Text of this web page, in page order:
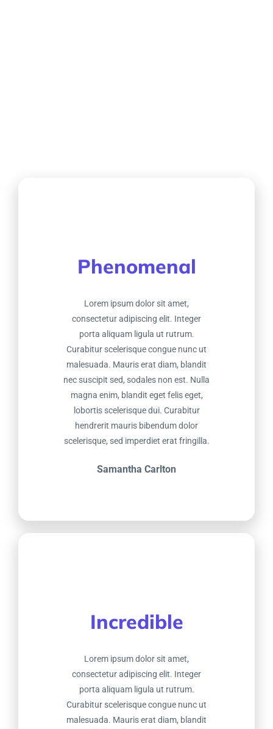
Phenomenal
Lorem ipsum dolor sit amet,
consectetur adipiscing elit. Integer
porta aliquam ligula ut rutrum.
Curabitur scelerisque congue nunc ut
malesuada. Mauris erat diam, blandit
nec suscipit sed, sodales non est. Nulla
magna enim, blandit eget felis eget,
lobortis scelerisque dui. Curabitur
hendrerit mauris bibendum dolor
scelerisque, sed imperdiet erat fringilla.
Samantha Carlton
Incredible
Lorem ipsum dolor sit amet,
consectetur adipiscing elit. Integer
porta aliquam ligula ut rutrum.
Curabitur scelerisque congue nunc ut
malesuada. Mauris erat diam, blandit